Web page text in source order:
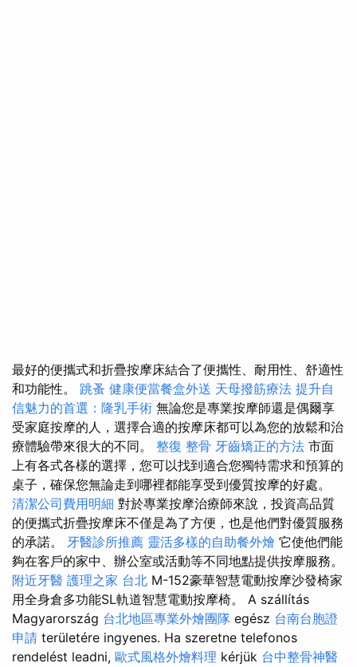
最好的便攜式和折疊按摩床結合了便攜性、耐用性、舒適性
和功能性。 跳蚤 健康便當餐盒外送 天母撥筋療法 提升自
信魅力的首選：隆乳手術 無論您是專業按摩師還是偶爾享
受家庭按摩的人，選擇合適的按摩床都可以為您的放鬆和治
療體驗帶來很大的不同。 整復 整骨 牙齒矯正的方法 市面
上有各式各樣的選擇，您可以找到適合您獨特需求和預算的
桌子，確保您無論走到哪裡都能享受到優質按摩的好處。
清潔公司費用明細 對於專業按摩治療師來說，投資高品質
的便攜式折疊按摩床不僅是為了方便，也是他們對優質服務
的承諾。 牙醫診所推薦 靈活多樣的自助餐外燴 它使他們能
夠在客戶的家中、辦公室或活動等不同地點提供按摩服務。
附近牙醫 護理之家 台北 M-152豪華智慧電動按摩沙發椅家
用全身倉多功能SL軌道智慧電動按摩椅。 A szállítás
Magyarország 台北地區專業外燴團隊 egész 台南台胞證
申請 területére ingyenes. Ha szeretne telefonos
rendelést leadni, 歐式風格外燴料理 kérjük 台中整骨神醫